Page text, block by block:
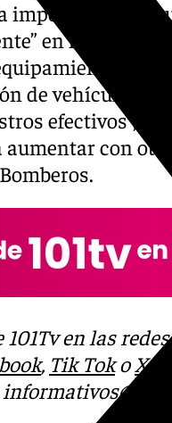
importancia de
en la
como
de vehículos
efectivos”,
con
101Tv en las redes
, Tik Toko X.